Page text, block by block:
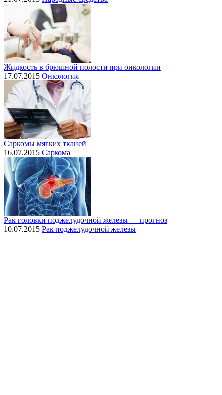
Жидкость в брюшной полости при онкологии
17.07.2015 Онкология
Саркомы мягких тканей
16.07.2015 Саркома
Рак головки поджелудочной железы — прогноз
10.07.2015 Рак поджелудочной железы